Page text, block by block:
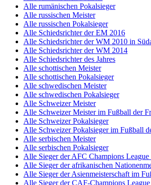
Alle rumänischen Pokalsieger
Alle russischen Meister
Alle russischen Pokalsieger
Alle Schiedsrichter der EM 2016
Alle Schiedsrichter der WM 2010 in
Alle Schiedsrichter der WM 2014
Alle Schiedsrichter des Jahres
Alle schottischen Meister
Alle schottischen Pokalsieger
Alle schwedischen Meister
Alle schwedischen Pokalsieger
Alle Schweizer Meister
Alle Schweizer Meister im Fußball der
Alle Schweizer Pokalsieger
Alle Schweizer Pokalsieger im Fußball
Alle serbischen Meister
Alle serbischen Pokalsieger
Alle Sieger der AFC Champions League
Alle Sieger der afrikanischen
Alle Sieger der Asienmeisterschaft im
Alle Sieger der CAF-Champions